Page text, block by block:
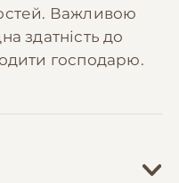
Важливою
здатність до
господарю.